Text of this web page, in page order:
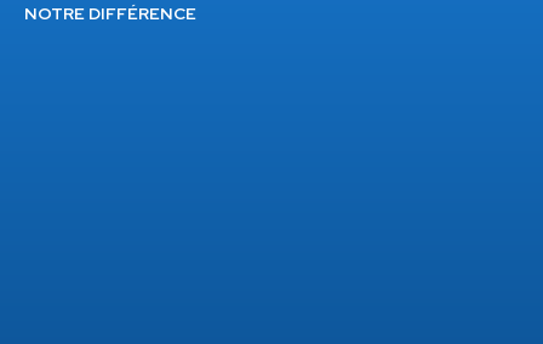
NOTRE DIFFÉRENCE